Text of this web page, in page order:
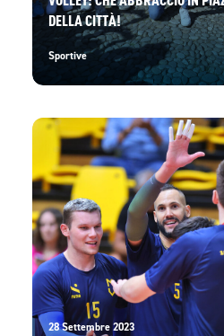
DELLA CITTÀ!
Sportive
28 Settembre 2023